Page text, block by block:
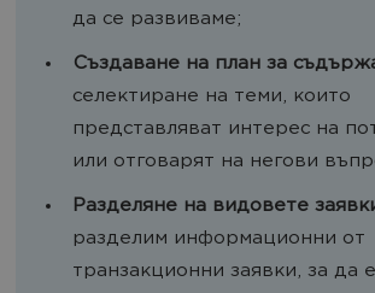
да се развиваме;
Създаване на план за
селектиране на теми, които
представляват интерес на
или отговарят на негови
Разделяне на видовете
разделим информационни от
транзакционни заявки, за да